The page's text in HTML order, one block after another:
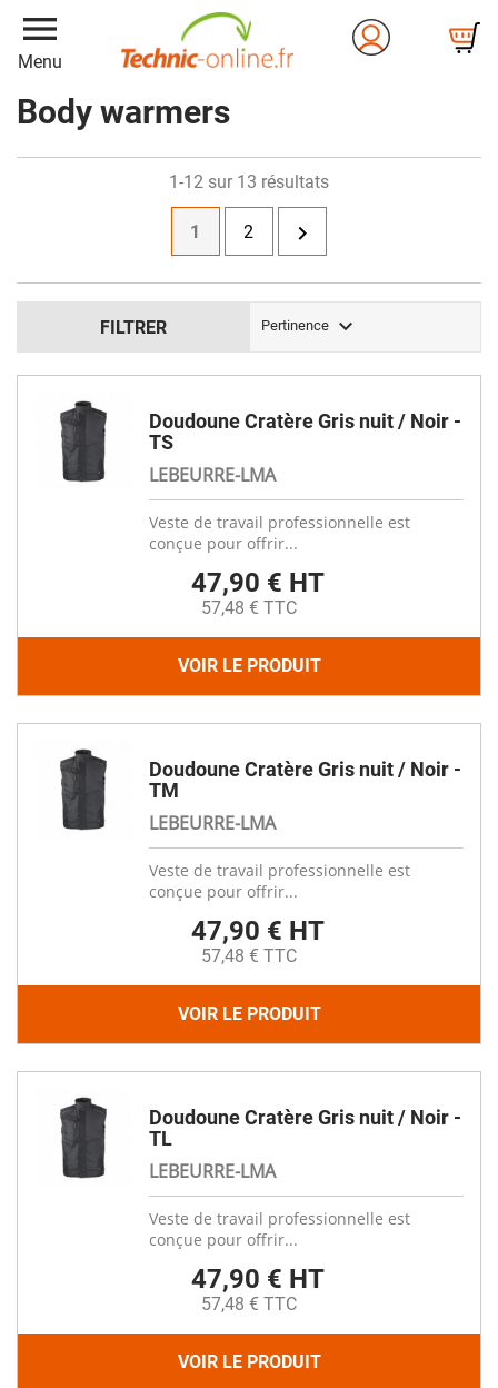
menu
Menu
Body warmers
FILTRER Pertinence 
1-12 sur 13 résultats
1 2 
Doudoune Cratère Gris nuit / Noir -
TS
LEBEURRE-LMA
Veste de travail professionnelle est
conçue pour offrir...
47,90 € HT
57,48 € TTC
VOIR LE PRODUIT
Doudoune Cratère Gris nuit / Noir -
TM
LEBEURRE-LMA
Veste de travail professionnelle est
conçue pour offrir...
47,90 € HT
57,48 € TTC
VOIR LE PRODUIT
Doudoune Cratère Gris nuit / Noir -
TL
LEBEURRE-LMA
Veste de travail professionnelle est
conçue pour offrir...
47,90 € HT
57,48 € TTC
VOIR LE PRODUIT